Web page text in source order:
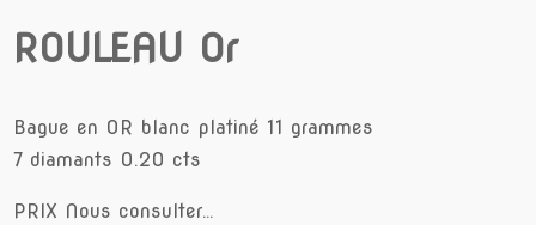
ROULEAU Or
Bague en OR blanc platiné 11 grammes
7 diamants 0.20 cts
PRIX Nous consulter…